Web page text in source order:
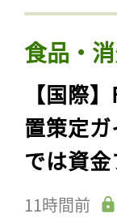
食品・
【国際
置策定
では資
11時間前